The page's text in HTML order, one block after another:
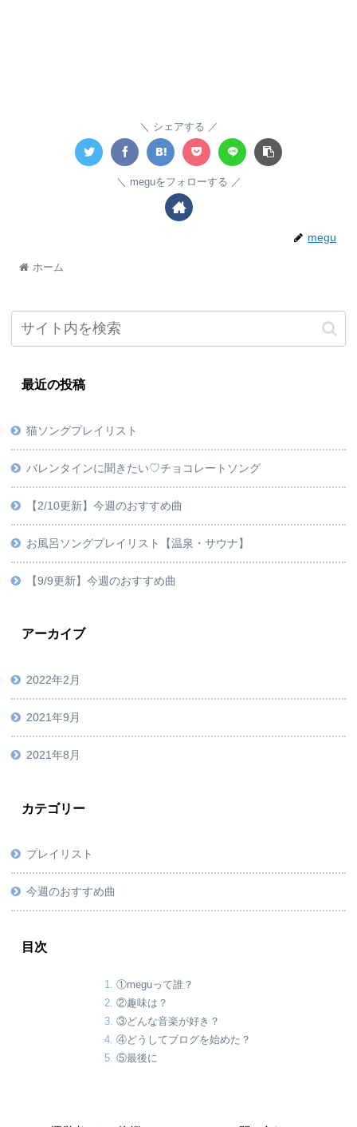
シェアする
meguをフォローする
megu
ホーム
最近の投稿
猫ソングプレイリスト
バレンタインに聞きたい♡チョコレートソング
【2/10更新】今週のおすすめ曲
お風呂ソングプレイリスト【温泉・サウナ】
【9/9更新】今週のおすすめ曲
アーカイブ
2022年2月
2021年9月
2021年8月
カテゴリー
プレイリスト
今週のおすすめ曲
目次
①meguって誰？
②趣味は？
③どんな音楽が好き？
④どうしてブログを始めた？
⑤最後に